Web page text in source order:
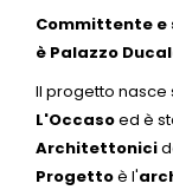
Committente
è Palazzo
Il progetto nasce
L'Occasoed è
Architettonici
Progettoè l'